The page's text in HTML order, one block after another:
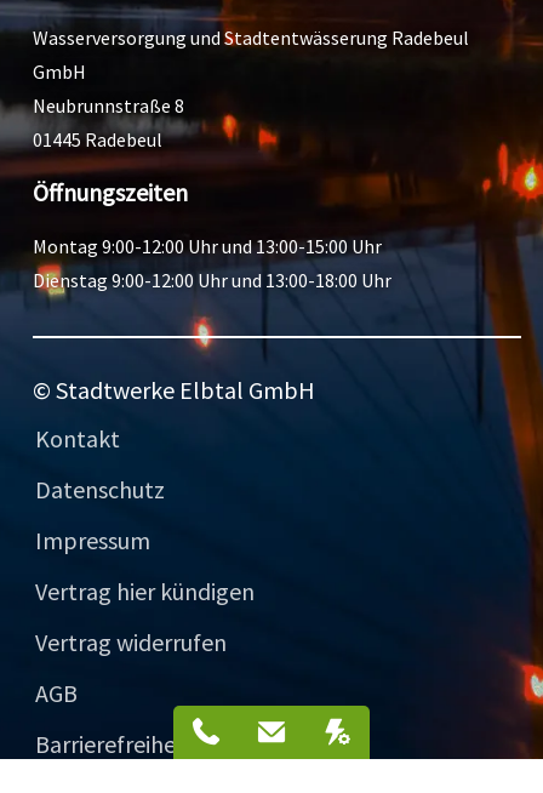
Wasserversorgung und Stadtentwässerung Radebeul
GmbH
Neubrunnstraße 8
01445 Radebeul
Öffnungszeiten
Montag 9:00-12:00 Uhr und 13:00-15:00 Uhr
Dienstag 9:00-12:00 Uhr und 13:00-18:00 Uhr
© Stadtwerke Elbtal GmbH
Kontakt
Datenschutz
Impressum
Vertrag hier kündigen
Vertrag widerrufen
AGB
Barrierefreiheit
Service-Telefon
Mail Störungen